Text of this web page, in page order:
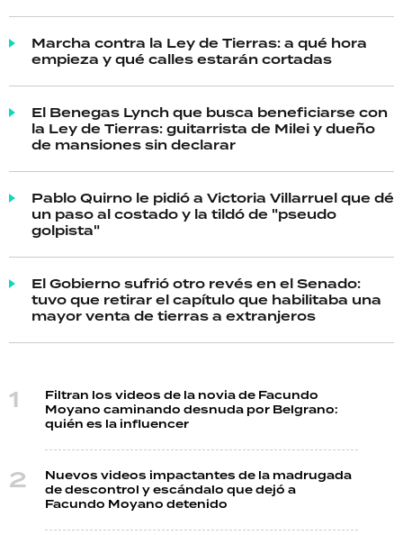
Marcha contra la Ley de Tierras: a qué hora
empieza y qué calles estarán cortadas
El Benegas Lynch que busca beneficiarse con
la Ley de Tierras: guitarrista de Milei y dueño
de mansiones sin declarar
Pablo Quirno le pidió a Victoria Villarruel que dé
un paso al costado y la tildó de "pseudo
golpista"
El Gobierno sufrió otro revés en el Senado:
tuvo que retirar el capítulo que habilitaba una
mayor venta de tierras a extranjeros
Filtran los videos de la novia de Facundo
Moyano caminando desnuda por Belgrano:
quién es la influencer
Nuevos videos impactantes de la madrugada
de descontrol y escándalo que dejó a
Facundo Moyano detenido